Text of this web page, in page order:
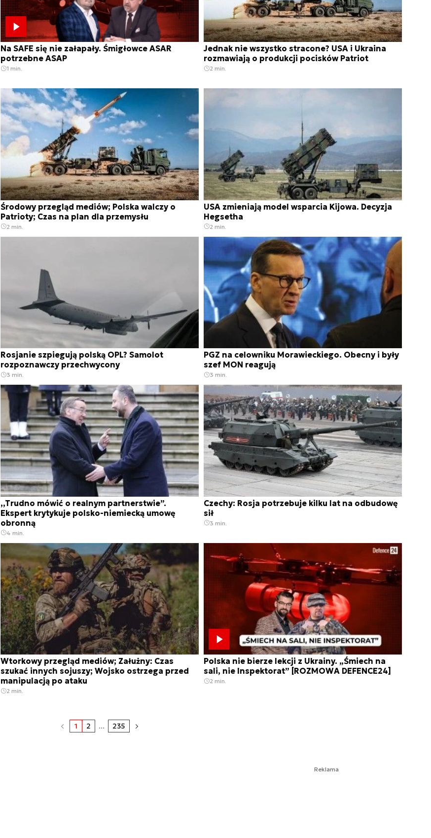
Na SAFE się nie załapały. Śmigłowce ASAR
potrzebne ASAP
1 min.
Jednak nie wszystko stracone? USA i Ukraina
rozmawiają o produkcji pocisków Patriot
2 min.
Środowy przegląd mediów; Polska walczy o
Patrioty; Czas na plan dla przemysłu
2 min.
USA zmieniają model wsparcia Kijowa. Decyzja
Hegsetha
2 min.
Rosjanie szpiegują polską OPL? Samolot
rozpoznawczy przechwycony
3 min.
PGZ na celowniku Morawieckiego. Obecny i były
szef MON reagują
3 min.
,,Trudno mówić o realnym partnerstwie”.
Ekspert krytykuje polsko-niemiecką umowę
obronną
4 min.
Czechy: Rosja potrzebuje kilku lat na odbudowę
sił
3 min.
Wtorkowy przegląd mediów; Załużny: Czas
szukać innych sojuszy; Wojsko ostrzega przed
manipulacją po ataku
2 min.
Polska nie bierze lekcji z Ukrainy. „Śmiech na
sali, nie Inspektorat” [ROZMOWA DEFENCE24]
2 min.
1 2 ... 235
Reklama